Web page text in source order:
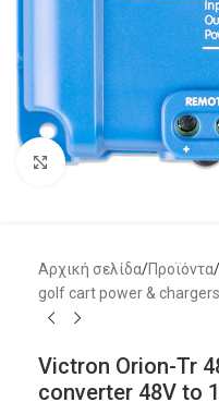
Μεγέθυνση
Αρχική σελίδα/Προϊόντα/
golf cart power & chargers
Victron Orion-Tr
converter 48V to